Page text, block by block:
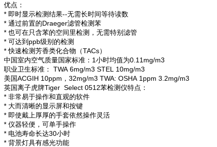
优点：
* 即时显示检测结果--无需长时间等待读数
* 通过前置的Draeger滤管检测苯
* 也可在只含苯的空间里检测，无需特别滤管
* 可达到ppb级别的检测
* 快速检测芳香类化合物（TACs）
中国室内空气质量国家标准：1小时均值为0.11mg/m3
职业卫生标准： TWA 6mg/m3 STEL 10mg/m3
美国ACGIH 10ppm，32mg/m3 TWA: OSHA 1ppm 3.2mg/m3
英国离子虎牌Tiger Select 0512苯检测仪特点：
* 非常易于操作和直观的软件
* 大而清晰的显示屏和按键
* 即使戴上厚厚的手套依然操作灵活
* 仪器轻便，可单手操作
* 电池寿命长达30小时
* 背景灯具有感光功能